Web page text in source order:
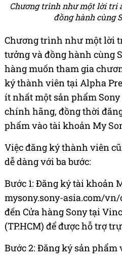
Chương trình như một lời tri
đồng hành cùng
Chương trình như một lời
tưởng và đồng hành cùng
hàng muốn tham gia
ký thành viên tại Alpha
ít nhất một sản phẩm
chính hãng, đồng thời
phẩm vào tài khoản My
Việc đăng ký thành viên
dễ dàng với ba bước:
Bước 1: Đăng ký tài khoản
mysony.sony-asia.com/
đến Cửa hàng Sony tại
(TP.HCM) để được hỗ trợ
Bước 2: Đăng ký sản phẩm